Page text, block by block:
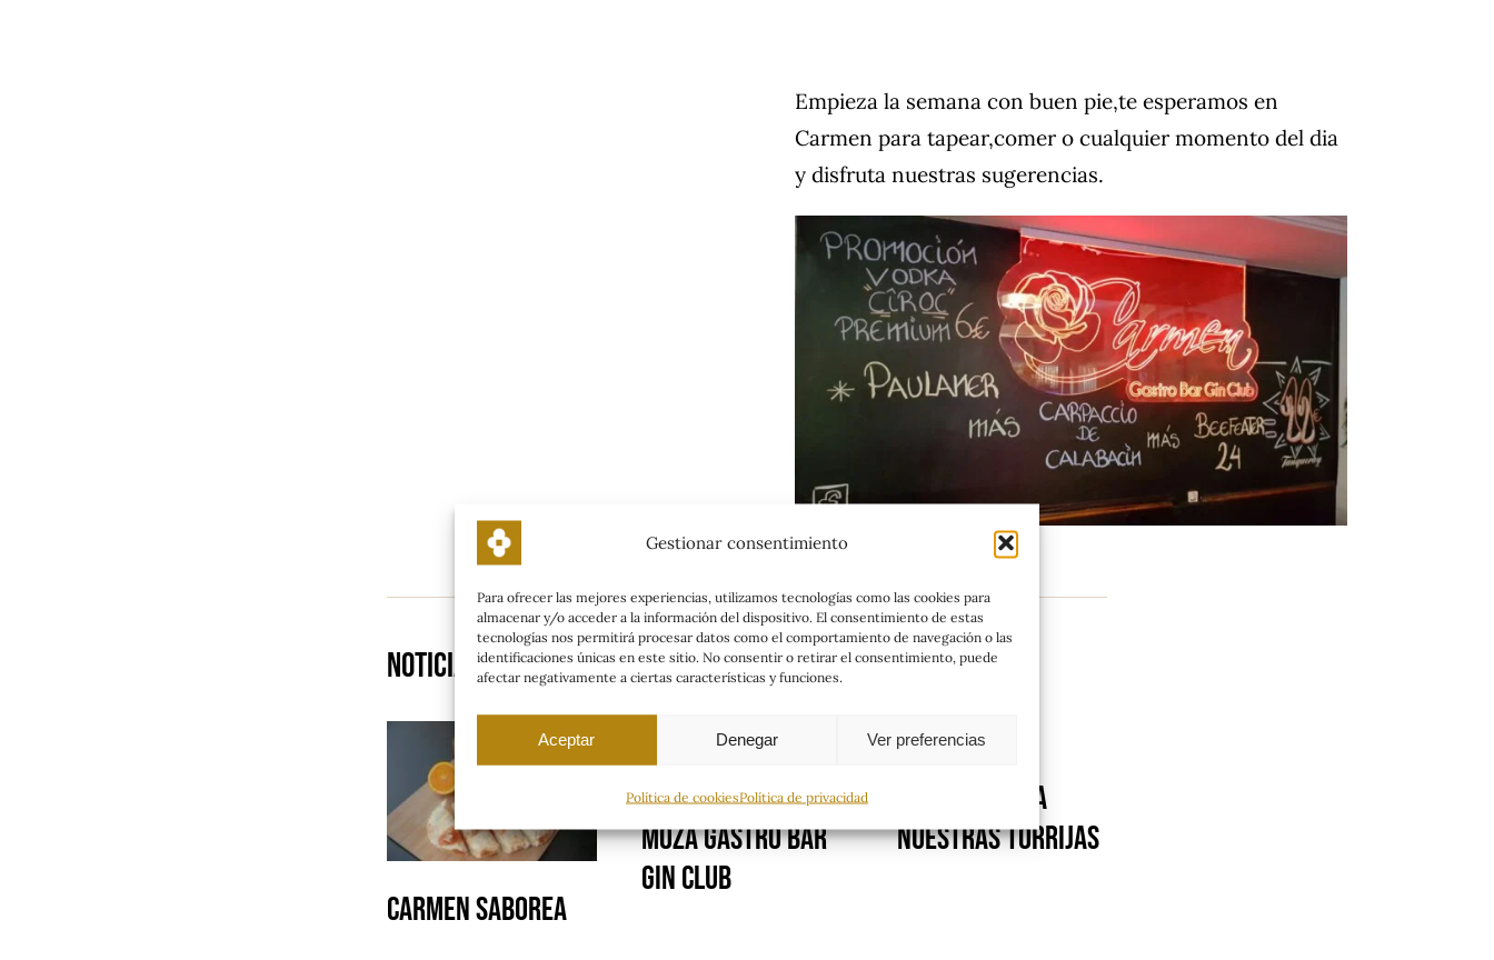
Gestionar consentimiento
Para ofrecer las mejores experiencias, utilizamos tecnologías como las cookies para
almacenar y/o acceder a la información del dispositivo. El consentimiento de estas
tecnologías nos permitirá procesar datos como el comportamiento de navegación o las
identificaciones únicas en este sitio. No consentir o retirar el consentimiento, puede
afectar negativamente a ciertas características y funciones.
Aceptar Denegar Ver preferencias
Política de cookiesPolítica de privacidad
Empieza la semana con buen pie,te esperamos en
Carmen para tapear,comer o cualquier momento del dia
y disfruta nuestras sugerencias.
Noticias relacionadas
Carmen Saborea
PRESENTACIÓN
NUEVA CARTA EN LA
MOZA GASTRO BAR
GIN CLUB
FELIZ SEMANA
SANTA!PRUEBA
NUESTRAS TORRIJAS